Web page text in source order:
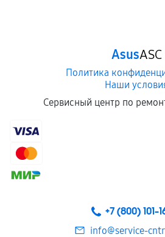
AsusASC
Политика
Наши
Сервисный центр по
+7 (800) 101-
info@service-